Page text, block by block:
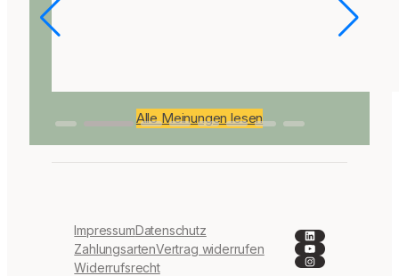
Alle Meinungen lesen
ImpressumDatenschutz
ZahlungsartenVertrag widerrufen
Widerrufsrecht
LinkedIn
YouTube
Instagram